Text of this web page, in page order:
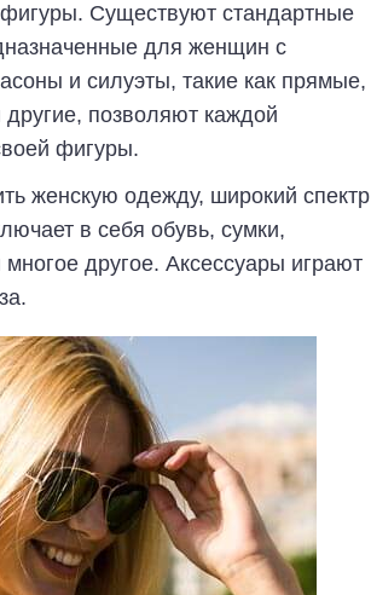
Существуют стандартные
для женщин с
и силуэты, такие как прямые,
позволяют каждой
фигуры.
женскую одежду, широкий спектр
в себя обувь, сумки,
другое. Аксессуары играют